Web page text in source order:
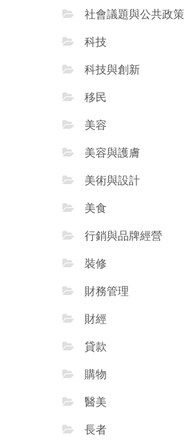
社會議題與公共政策
科技
科技與創新
移民
美容
美容與護膚
美術與設計
美食
行銷與品牌經營
裝修
財務管理
財經
貸款
購物
醫美
長者